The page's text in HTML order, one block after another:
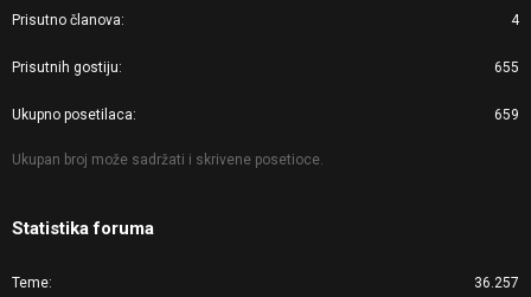
Prisutno članova 4
Prisutnih gostiju 655
Ukupno posetilaca 659
Ukupan broj može sadržati i skrivene posetioce.
Statistika foruma
Teme 36.257